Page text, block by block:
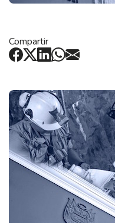
Compartir